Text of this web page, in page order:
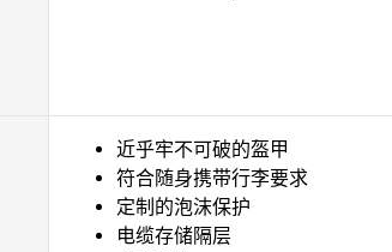
近乎牢不可破的盔甲
符合随身携带行李要求
定制的泡沫保护
电缆存储隔层